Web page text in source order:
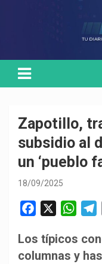
Zapotillo,
subsidio al
un ‘pueblo
18/09/2025
c
e
W
a
t
l
e
Los típicos
columnas y